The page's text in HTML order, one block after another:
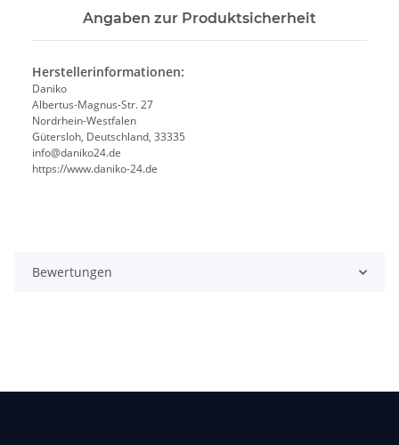
Angaben zur Produktsicherheit
Herstellerinformationen:
Daniko
Albertus-Magnus-Str. 27
Nordrhein-Westfalen
Gütersloh, Deutschland, 33335
info@daniko24.de
https://www.daniko-24.de
Bewertungen